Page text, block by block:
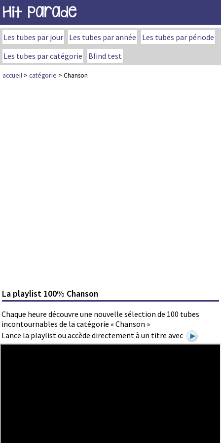
Hit Parade
Les tubes par jour Les tubes par année
Les tubes par période
Les tubes par catégorie
Blind test
accueil > catégorie > Chanson
La playlist 100% Chanson
Chaque heure découvre une nouvelle sélection de 100 tubes
incontournables de la catégorie « Chanson »
Lance la playlist ou accède directement à un titre avec